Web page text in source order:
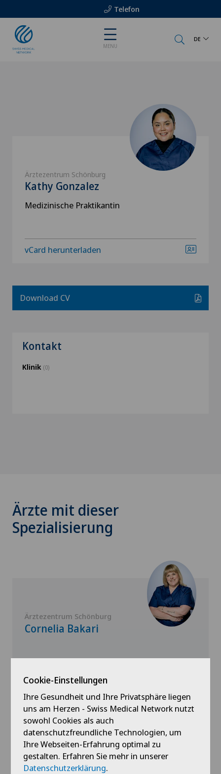
Telefon
MENU
DE
Ärztezentrum Schönburg
Kathy Gonzalez
Medizinische Praktikantin
vCard herunterladen
Download CV
Kontakt
Klinik (0)
Ärzte mit dieser
Spezialisierung
Ärztezentrum Schönburg
Cornelia Bakari
Profil ansehen
Alle anzeigen
Cookie-Einstellungen
Ihre Gesundheit und Ihre Privatsphäre liegen
uns am Herzen - Swiss Medical Network nutzt
sowohl Cookies als auch
datenschutzfreundliche Technologien, um
Ihre Webseiten-Erfahrung optimal zu
gestalten. Erfahren Sie mehr in unserer
Datenschutzerklärung.